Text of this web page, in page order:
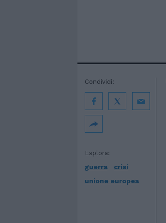
Esplora:
guerra
crisi
unione europea
Condividi: